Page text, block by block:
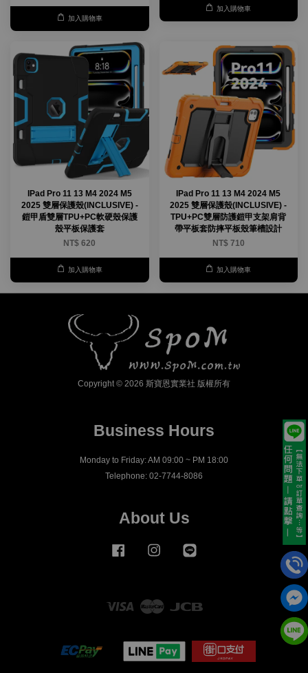
加入購物車
加入購物車
IPad Pro 11 13 M4 2024 M5
2025 雙層保護殼(INCLUSIVE) -
鎧甲盾雙層TPU+PC軟硬殼保護
殼平板保護套
NT$ 620
加入購物車
IPad Pro 11 13 M4 2024 M5
2025 雙層保護殼(INCLUSIVE) -
TPU+PC雙層防護鎧甲支架肩背
帶平板套防摔平板殼筆槽設計
NT$ 710
加入購物車
Copyright © 2026 斯寶恩實業社 版權所有
Business Hours
Monday to Friday: AM 09:00 ~ PM 18:00
Telephone: 02-7744-8086
About Us
Facebook Instagram
Visa Master